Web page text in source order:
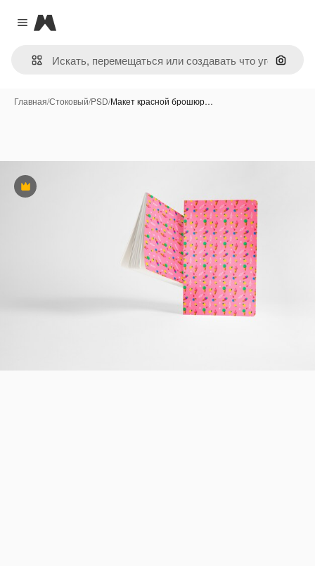
Close menu
Magnific
Поиск
Главная/Стоковый/PSD/Макет красной брошюр…
Премиум